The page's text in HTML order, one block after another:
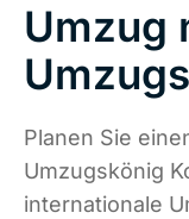
Umzug
Planen Sie
Umzugskönig
internationale